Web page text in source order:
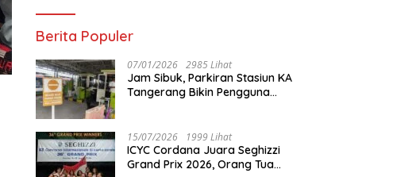
Berita Populer
07/01/2026 2985 Lihat
Jam Sibuk, Parkiran Stasiun KA
Tangerang Bikin Pengguna
15/07/2026 1999 Lihat
ICYC Cordana Juara Seghizzi
Grand Prix 2026, Orang Tua